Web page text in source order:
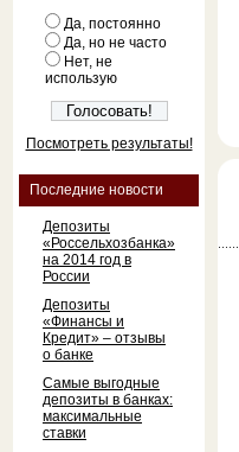
Да, постоянно
Да, но не часто
Нет, не
использую
Посмотреть результаты!
Последние новости
Депозиты
«Россельхозбанка»
на 2014 год в
России
Депозиты
«Финансы и
Кредит» – отзывы
о банке
Самые выгодные
депозиты в банках:
максимальные
ставки